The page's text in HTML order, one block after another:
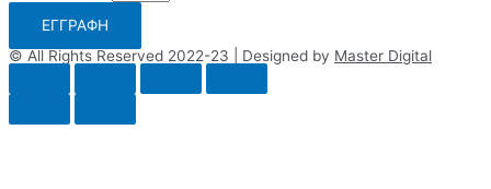
ΕΓΓΡΑΦΗ
© All Rights Reserved 2022-23 | Designed by Master Digital